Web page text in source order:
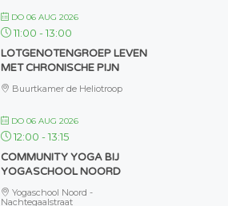
DO 06 AUG 2026
11:00 -13:00
LOTGENOTENGROEP LEVEN
MET CHRONISCHE PIJN
Buurtkamer de Heliotroop
DO 06 AUG 2026
12:00 -13:15
COMMUNITY YOGA BIJ
YOGASCHOOL NOORD
Yogaschool Noord -
Nachtegaalstraat